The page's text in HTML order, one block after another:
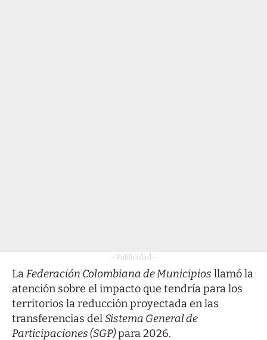
- Publicidad -
LaFederación Colombiana de Municipios llamó la
atención sobre el impacto que tendría para los
territorios la reducción proyectada en las
transferencias delSistema General de
Participaciones (SGP)para 2026.